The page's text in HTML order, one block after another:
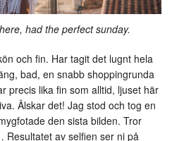
had the perfect sunday.
och fin. Har tagit det lugnt hela
bad, en snabb shoppingrunda
precis lika fin som alltid, ljuset här
Älskar det! Jag stod och tog en
den sista bilden. Tror
av selfien ser ni på